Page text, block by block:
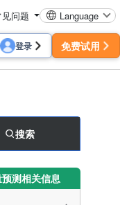
问题 Language
登录 免费试用
搜索
预测相关信息